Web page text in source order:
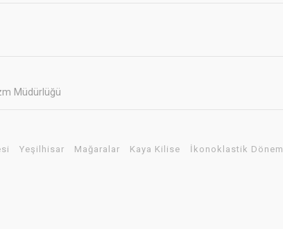
Müdürlüğü
Yeşilhisar Mağaralar Kaya Kilise İkonoklastik Dönem